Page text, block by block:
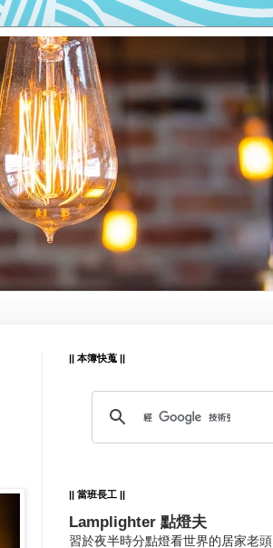
|| 本簿快蒐 ||
|| 當班長工 ||
Lamplighter 點燈夫
習於夜半時分點燈看世界的居家老頭